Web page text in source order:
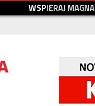
WSPIERAJMAGNA